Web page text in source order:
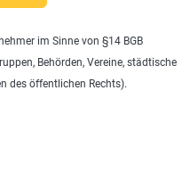
im Sinne von §14 BGB
Behörden, Vereine, städtische
des öffentlichen Rechts).